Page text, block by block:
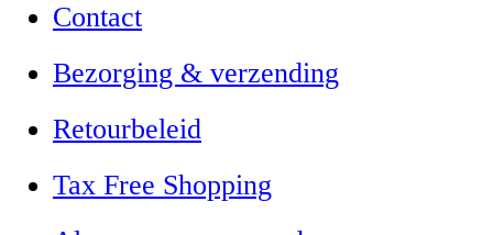
Contact
Bezorging & verzending
Retourbeleid
Tax Free Shopping